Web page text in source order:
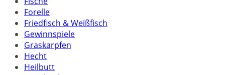
Forelle
Friedfisch & Weißfisch
Gewinnspiele
Graskarpfen
Hecht
Heilbutt